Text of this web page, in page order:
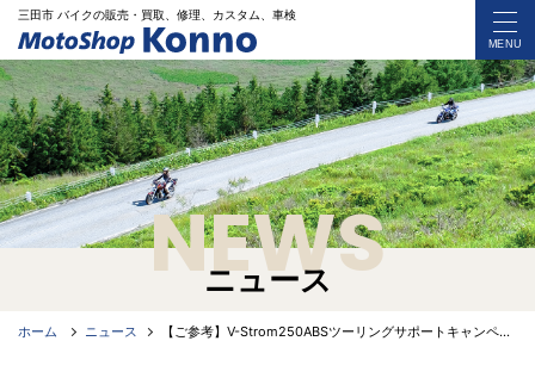
三田市 バイクの販売・買取、修理、カスタム、車検
MENU
ニュース
NEWS
ホーム ニュース 【ご参考】V-Strom250ABSツーリングサポートキャンペーン！